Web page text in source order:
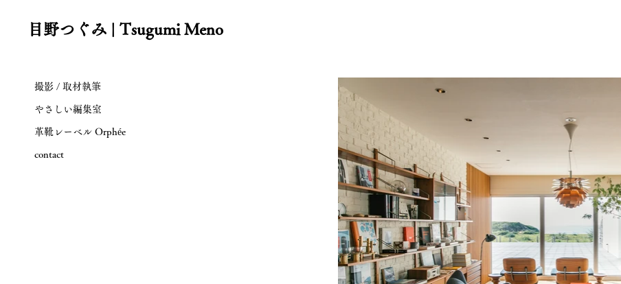
目野つぐみ | Tsugumi Meno
撮影 / 取材執筆
やさしい編集室
革靴レーベル Orphée
contact